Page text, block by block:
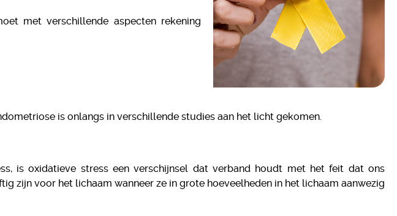
met verschillende aspecten rekening
is onlangs in verschillende studies aan het licht gekomen.
is oxidatieve stress een verschijnsel dat verband houdt met het feit dat ons
zijn voor het lichaam wanneer ze in grote hoeveelheden in het lichaam aanwezig